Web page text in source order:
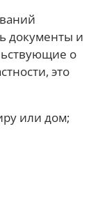
документы и
о
это
или дом;